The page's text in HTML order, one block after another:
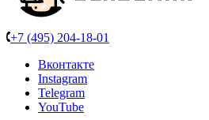
+7 (495) 204-18-01
Вконтакте
Instagram
Telegram
YouTube